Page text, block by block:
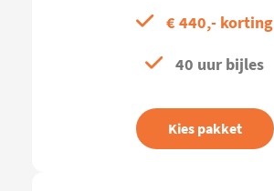
€ 440,- korting
40 uur bijles
Kies pakket